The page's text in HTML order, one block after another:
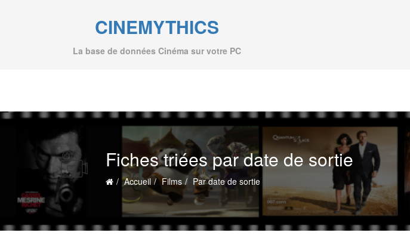
CINEMYTHICS
La base de données Cinéma sur votre PC
Fiches triées par date de sortie
Accueil Films Par date de sortie